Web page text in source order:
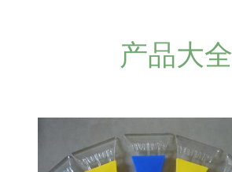
产品大全